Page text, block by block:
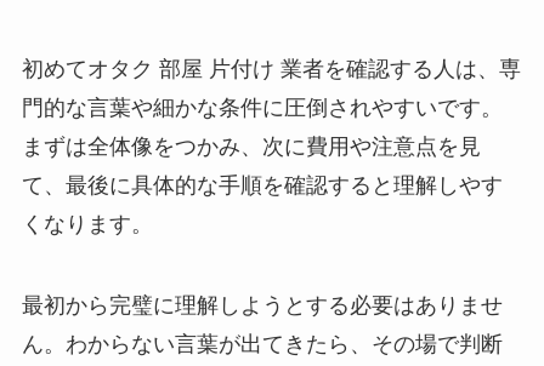
初めてオタク 部屋 片付け 業者を確認する人は、専
門的な言葉や細かな条件に圧倒されやすいです。
まずは全体像をつかみ、次に費用や注意点を見
て、最後に具体的な手順を確認すると理解しやす
くなります。
最初から完璧に理解しようとする必要はありませ
ん。わからない言葉が出てきたら、その場で判断